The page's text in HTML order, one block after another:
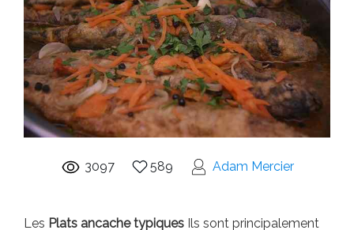
3097 589 Adam Mercier
Les Plats ancache typiques Ils sont principalement